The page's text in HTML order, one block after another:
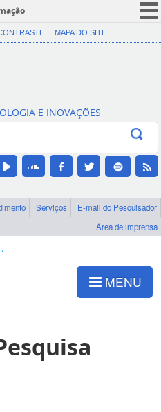
CORONAVÍRUS (COVID-19)
Canais
MAPA DO SITE
E INOVAÇÕES
Serviços
E-mail do Pesquisador
Área de imprensa
MENU